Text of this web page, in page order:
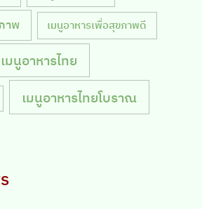
าพ เมนูอาหารเพื่อสุขภาพดี
เมนูอาหารไทย
เมนูอาหารไทยโบราณ